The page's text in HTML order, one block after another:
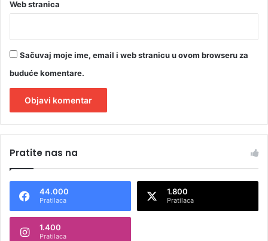
Web stranica
Sačuvaj moje ime, email i web stranicu u ovom browseru za
buduće komentare.
t
n
Pratite nas na
44.000
Pratilaca
1.800
Pratilaca
1.400
Pratilaca